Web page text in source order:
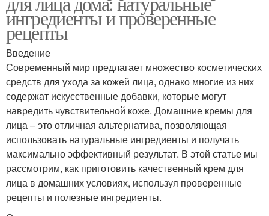
ингредиенты и проверенные
рецепты
Введение
Современный мир предлагает множество косметических
средств для ухода за кожей лица, однако многие из них
содержат искусственные добавки, которые могут
навредить чувствительной коже. Домашние кремы для
лица – это отличная альтернатива, позволяющая
использовать натуральные ингредиенты и получать
максимально эффективный результат. В этой статье мы
рассмотрим, как приготовить качественный крем для
лица в домашних условиях, используя проверенные
рецепты и полезные ингредиенты.